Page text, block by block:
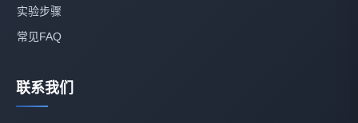
实验步骤
常见FAQ
联系我们